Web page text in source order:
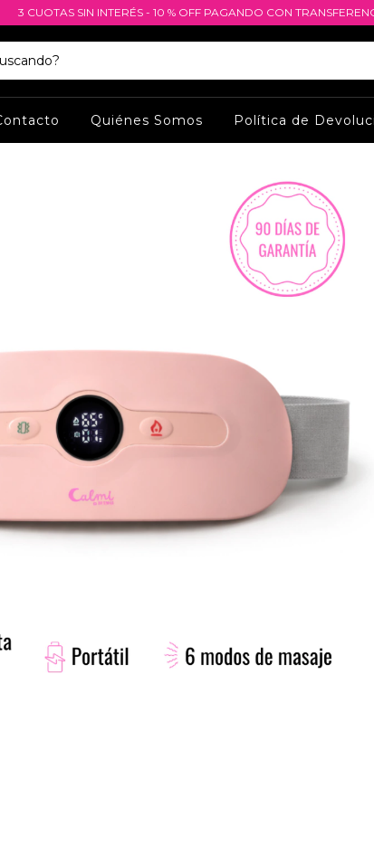
3 CUOTAS SIN INTERÉS - 10 % OFF PAGANDO CON
Quiénes Somos Política de